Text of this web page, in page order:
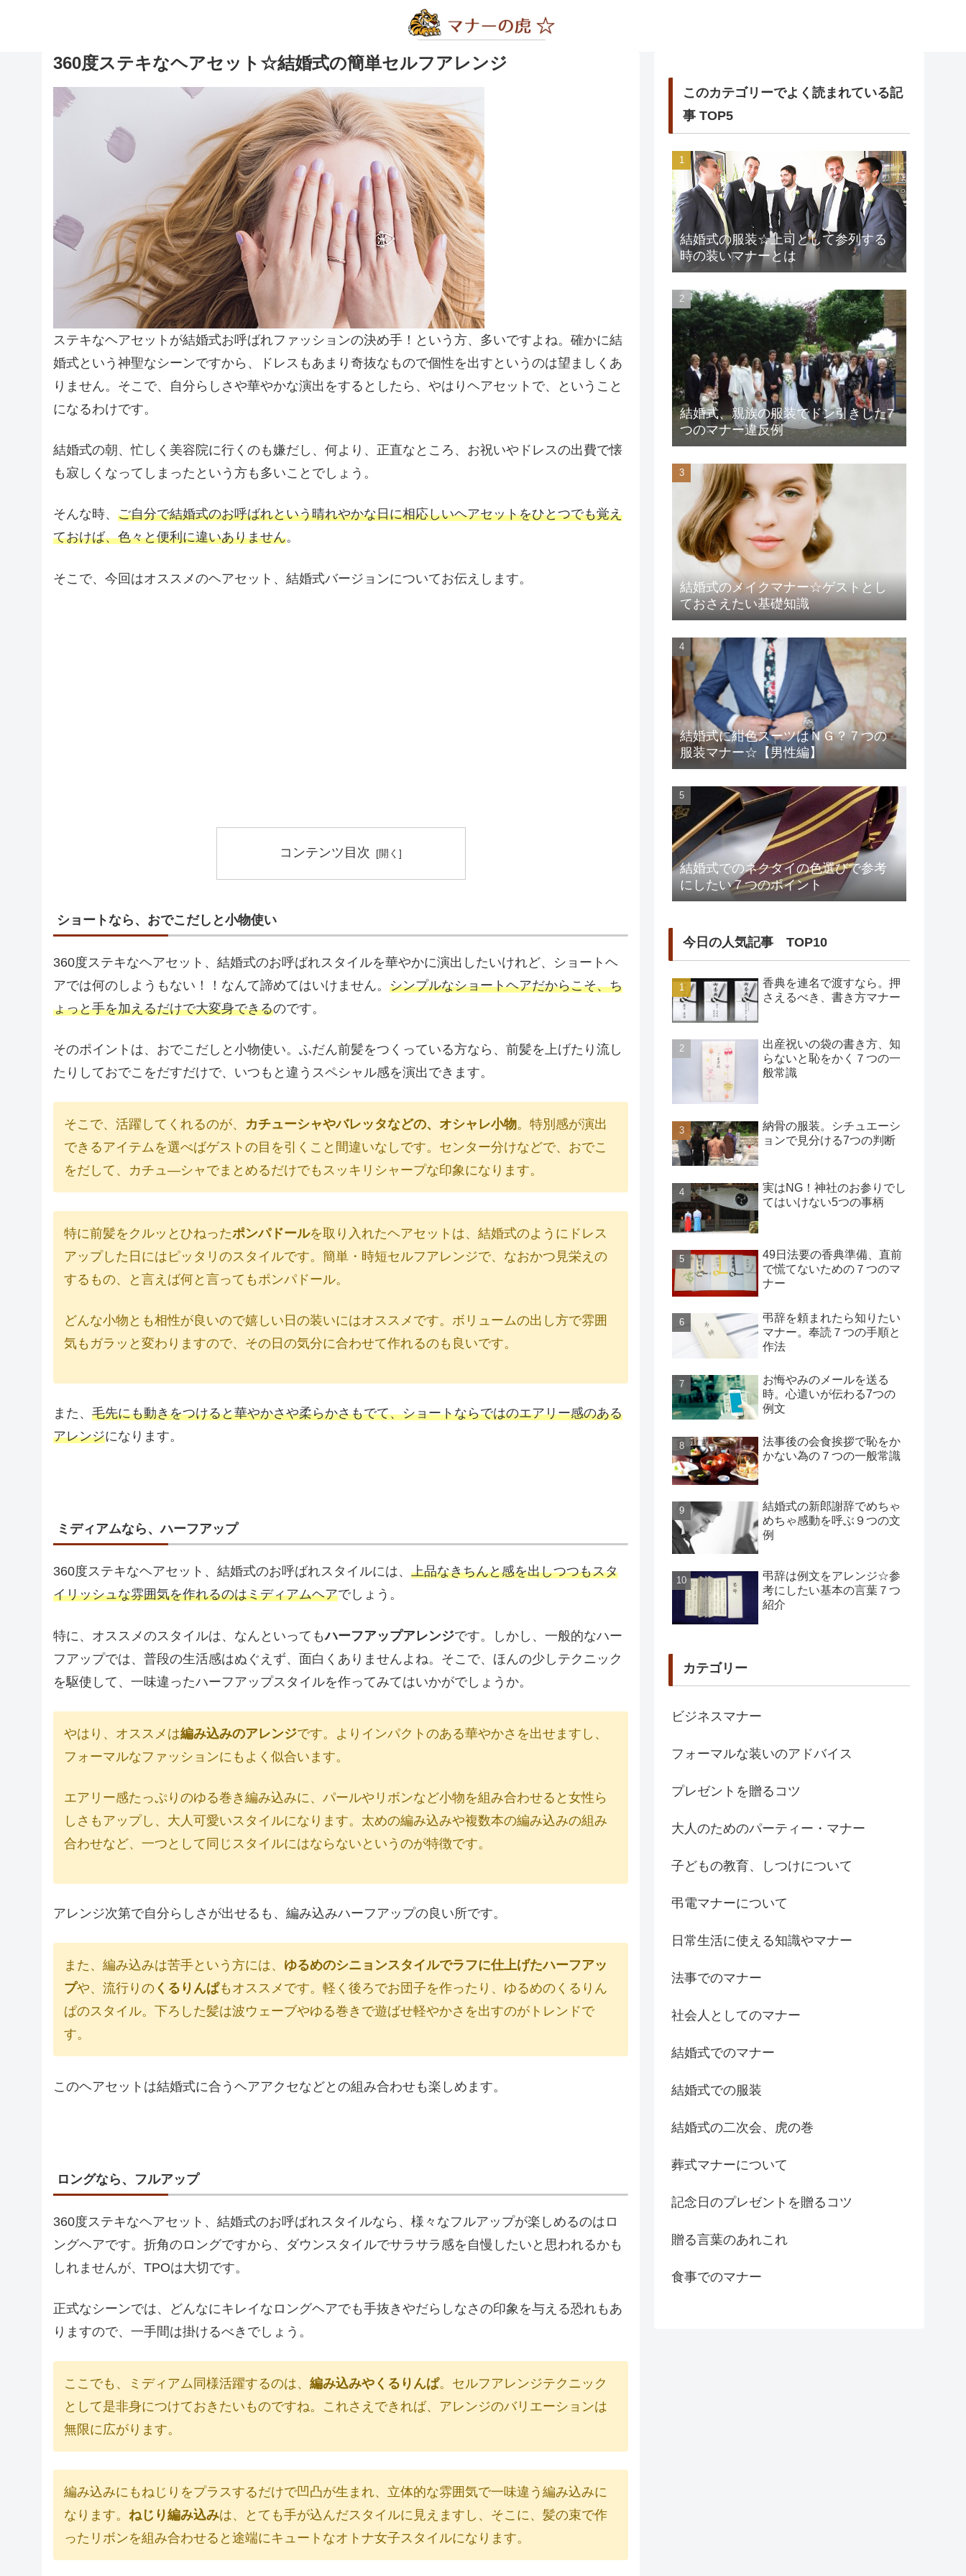
360度ステキなヘアセット☆結婚式の簡単セルフアレンジ
ステキなヘアセットが結婚式お呼ばれファッションの決め手！という方、多いですよね。確かに結
婚式という神聖なシーンですから、ドレスもあまり奇抜なもので個性を出すというのは望ましくあ
りません。そこで、自分らしさや華やかな演出をするとしたら、やはりヘアセットで、ということ
になるわけです。
結婚式の朝、忙しく美容院に行くのも嫌だし、何より、正直なところ、お祝いやドレスの出費で懐
も寂しくなってしまったという方も多いことでしょう。
そんな時、 ご自分で結婚式のお呼ばれという晴れやかな日に相応しいヘアセットをひとつでも覚え
ておけば、色々と便利に違いありません。
そこで、今回はオススメのヘアセット、結婚式バージョンについてお伝えします。
コンテンツ目次
ショートなら、おでこだしと小物使い
360度ステキなヘアセット、結婚式のお呼ばれスタイルを華やかに演出したいけれど、ショートヘ
アでは何のしようもない！！なんて諦めてはいけません。 シンプルなショートヘアだからこそ、ち
ょっと手を加えるだけで大変身できるのです。
そのポイントは、おでこだしと小物使い。ふだん前髪をつくっている方なら、前髪を上げたり流し
たりしておでこをだすだけで、いつもと違うスペシャル感を演出できます。
そこで、活躍してくれるのが、 カチューシャやバレッタなどの、オシャレ小物。特別感が演出
できるアイテムを選べばゲストの目を引くこと間違いなしです。センター分けなどで、おでこ
をだして、カチュ―シャでまとめるだけでもスッキリシャープな印象になります。
特に前髪をクルッとひねったポンパドールを取り入れたヘアセットは、結婚式のようにドレス
アップした日にはピッタリのスタイルです。簡単・時短セルフアレンジで、なおかつ見栄えの
するもの、と言えば何と言ってもポンパドール。
どんな小物とも相性が良いので嬉しい日の装いにはオススメです。ボリュームの出し方で雰囲
気もガラッと変わりますので、その日の気分に合わせて作れるのも良いです。
また、 毛先にも動きをつけると華やかさや柔らかさもでて、ショートならではのエアリー感のある
アレンジになります。
ミディアムなら、ハーフアップ
360度ステキなヘアセット、結婚式のお呼ばれスタイルには、 上品なきちんと感を出しつつもスタ
イリッシュな雰囲気を作れるのはミディアムヘアでしょう。
特に、オススメのスタイルは、なんといってもハーフアップアレンジです。しかし、一般的なハー
フアップでは、普段の生活感はぬぐえず、面白くありませんよね。そこで、ほんの少しテクニック
を駆使して、一味違ったハーフアップスタイルを作ってみてはいかがでしょうか。
やはり、オススメは編み込みのアレンジです。よりインパクトのある華やかさを出せますし、
フォーマルなファッションにもよく似合います。
エアリー感たっぷりのゆる巻き編み込みに、パールやリボンなど小物を組み合わせると女性ら
しさもアップし、大人可愛いスタイルになります。太めの編み込みや複数本の編み込みの組み
合わせなど、一つとして同じスタイルにはならないというのが特徴です。
アレンジ次第で自分らしさが出せるも、編み込みハーフアップの良い所です。
また、編み込みは苦手という方には、 ゆるめのシニョンスタイルでラフに仕上げたハーフアッ
プや、流行りの くるりんぱもオススメです。軽く後ろでお団子を作ったり、ゆるめのくるりん
ぱのスタイル。下ろした髪は波ウェーブやゆる巻きで遊ばせ軽やかさを出すのがトレンドで
す。
このヘアセットは結婚式に合うヘアアクセなどとの組み合わせも楽しめます。
ロングなら、フルアップ
360度ステキなヘアセット、結婚式のお呼ばれスタイルなら、様々なフルアップが楽しめるのはロ
ングヘアです。折角のロングですから、ダウンスタイルでサラサラ感を自慢したいと思われるかも
しれませんが、TPOは大切です。
正式なシーンでは、どんなにキレイなロングヘアでも手抜きやだらしなさの印象を与える恐れもあ
りますので、一手間は掛けるべきでしょう。
ここでも、ミディアム同様活躍するのは、 編み込みやくるりんぱ。セルフアレンジテクニック
として是非身につけておきたいものですね。これさえできれば、アレンジのバリエーションは
無限に広がります。
編み込みにもねじりをプラスするだけで凹凸が生まれ、立体的な雰囲気で一味違う編み込みに
なります。 ねじり編み込みは、とても手が込んだスタイルに見えますし、そこに、髪の束で作
ったリボンを組み合わせると途端にキュートなオトナ女子スタイルになります。
このカテゴリーでよく読まれている記
事 TOP5
結婚式の服装☆上司として参列する
時の装いマナーとは
結婚式、親族の服装でドン引きした7
つのマナー違反例
結婚式のメイクマナー☆ゲストとし
ておさえたい基礎知識
結婚式に紺色スーツはＮＧ？７つの
服装マナー☆【男性編】
結婚式でのネクタイの色選びで参考
にしたい７つのポイント
今日の人気記事 TOP10
香典を連名で渡すなら。押
さえるべき、書き方マナー
出産祝いの袋の書き方、知
らないと恥をかく７つの一
般常識
納骨の服装。シチュエーシ
ョンで見分ける7つの判断
実はNG！神社のお参りでし
てはいけない5つの事柄
49日法要の香典準備、直前
で慌てないための７つのマ
ナー
弔辞を頼まれたら知りたい
マナー。奉読７つの手順と
作法
お悔やみのメールを送る
時。心遣いが伝わる7つの
例文
法事後の会食挨拶で恥をか
かない為の７つの一般常識
結婚式の新郎謝辞でめちゃ
めちゃ感動を呼ぶ９つの文
例
弔辞は例文をアレンジ☆参
考にしたい基本の言葉７つ
紹介
カテゴリー
ビジネスマナー
フォーマルな装いのアドバイス
プレゼントを贈るコツ
大人のためのパーティー・マナー
子どもの教育、しつけについて
弔電マナーについて
日常生活に使える知識やマナー
法事でのマナー
社会人としてのマナー
結婚式でのマナー
結婚式での服装
結婚式の二次会、虎の巻
葬式マナーについて
記念日のプレゼントを贈るコツ
贈る言葉のあれこれ
食事でのマナー